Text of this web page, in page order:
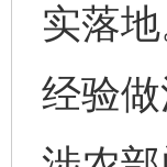
实落
经验